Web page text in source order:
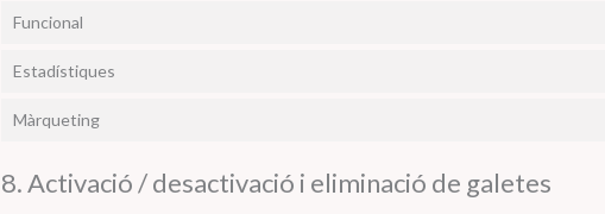
Funcional
Estadístiques
Màrqueting
8. Activació / desactivació i eliminació de galetes